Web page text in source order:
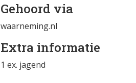
Gehoord via
waarneming.nl
Extra informatie
1 ex. jagend